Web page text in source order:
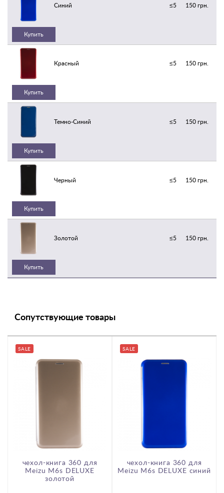
Синий 150 грн.
≤5
Купить
Красный 150 грн.
≤5
Купить
Темно-Синий 150 грн.
≤5
Купить
Черный 150 грн.
≤5
Купить
Золотой 150 грн.
≤5
Купить
Сопутствующие товары
SALE
чехол-книга 360 для
Meizu M6s DELUXE
золотой
SALE
чехол-книга 360 для
Meizu M6s DELUXE синий